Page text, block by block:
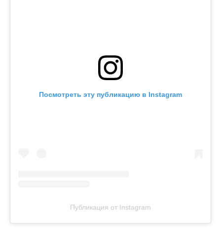
Посмотреть эту публикацию в Instagram
Публикация от Instagram